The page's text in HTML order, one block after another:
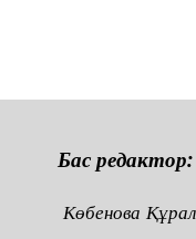
Бас редактор:
Көбенова